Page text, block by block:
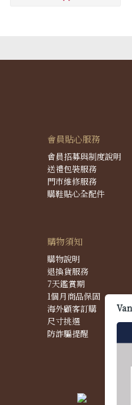
會員貼心服務
會員招募與制度說明
送禮包裝服務
門市維修服務
購鞋貼心全配件
購物須知
購物說明
退換貨服務
7天鑑賞期
1個月商品保固
海外顧客訂購
尺寸挑選
防詐騙提醒